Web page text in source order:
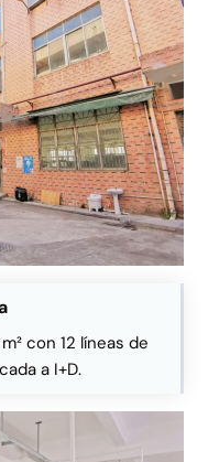
con 12 líneas de
a I+D.